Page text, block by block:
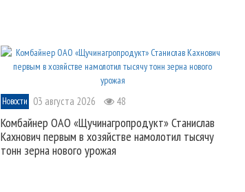
Новости 03 августа 2026 48
Комбайнер ОАО «Щучинагропродукт» Станислав
Кахнович первым в хозяйстве намолотил тысячу
тонн зерна нового урожая